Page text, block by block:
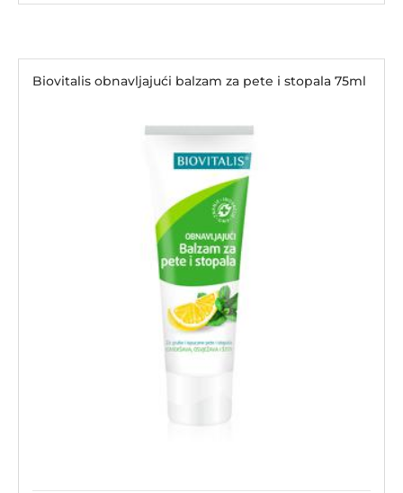
Biovitalis obnavljajući balzam za pete i stopala 75ml